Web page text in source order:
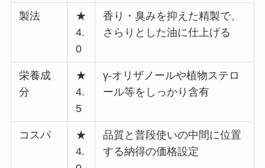
製法
★
4.
0
香り・臭みを抑えた精製で、
さらりとした油に仕上げる
栄養成
分
★
4.
5
γ-オリザノールや植物ステロ
ール等をしっかり含有
コスパ
★
4.
品質と普段使いの中間に位置
する納得の価格設定